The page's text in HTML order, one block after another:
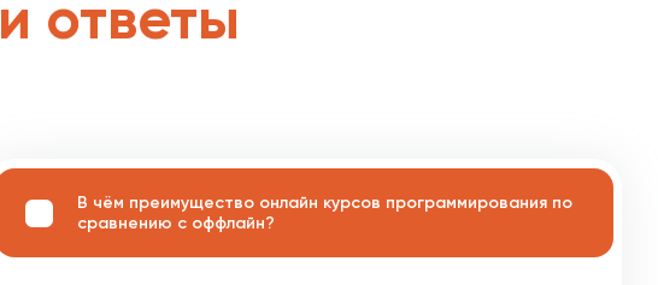
и ответы
В чём преимущество онлайн курсов программирования по
сравнению с оффлайн?